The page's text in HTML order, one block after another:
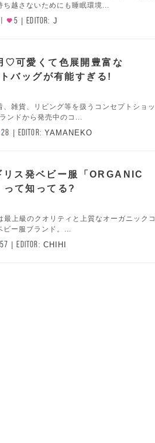
ち越さないためにも睡眠環境...
5 EDITOR: J
♡可愛くて色展開豊富な
バッグが有能すぎる!
雑貨、リビング等を扱うコンセプトショッ
ンドから発売中のコ...
28 EDITOR: YAMANEKO
ス発ベビー服「ORGANIC
て知ってる?
上級のクオリティと上質なオーガニックコ
ビー服ブランド。...
EDITOR: CHIHI